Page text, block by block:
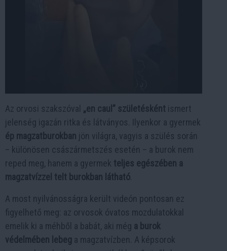
Az orvosi szakszóval „en caul” születésként ismert
jelenség igazán ritka és látványos. Ilyenkor a gyermek
ép magzatburokban jön világra, vagyis a szülés során
– különösen császármetszés esetén – a burok nem
reped meg, hanem a gyermek teljes egészében a
magzatvízzel telt burokban látható
A most nyilvánosságra került videón pontosan ez
figyelhető meg: az orvosok óvatos mozdulatokkal
emelik ki a méhből a babát, aki még a burok
védelmében lebeg a magzatvízben. A képsorok